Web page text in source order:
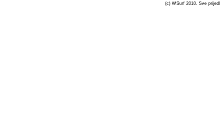
(c) WSurf 2010. Sve